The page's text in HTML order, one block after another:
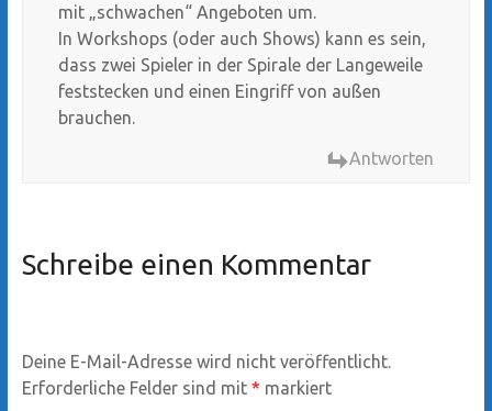
mit „schwachen“ Angeboten um.
In Workshops (oder auch Shows) kann es sein,
dass zwei Spieler in der Spirale der Langeweile
feststecken und einen Eingriff von außen
brauchen.
Antworten
Schreibe einen Kommentar
Deine E-Mail-Adresse wird nicht veröffentlicht.
Erforderliche Felder sind mit * markiert